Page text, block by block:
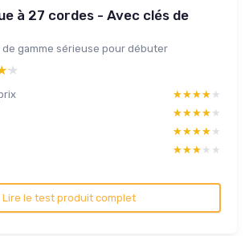
à 27 cordes - Avec clés de
gamme sérieuse pour débuter
★★★★★
★★★★★
★★★★★
★★★★★
★★★★★
★★★★★
★★★★★
★★★★★
Lire le test produit complet